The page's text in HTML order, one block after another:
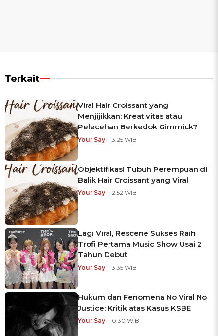
Terkait
Viral Hair Croissant yang
Menjijikkan: Kreativitas atau
Pelecehan Berkedok Gimmick?
Your Say | 13:25 WIB
Objektifikasi Tubuh Perempuan di
Balik Hair Croissant yang Viral
Your Say | 12:52 WIB
Lagi Viral, Rescene Sukses Raih
Trofi Pertama Music Show Usai 2
Tahun Debut
Your Say | 13:35 WIB
Hukum dan Fenomena No Viral No
Justice: Kritik atas Kasus KSBE
Your Say | 10:30 WIB